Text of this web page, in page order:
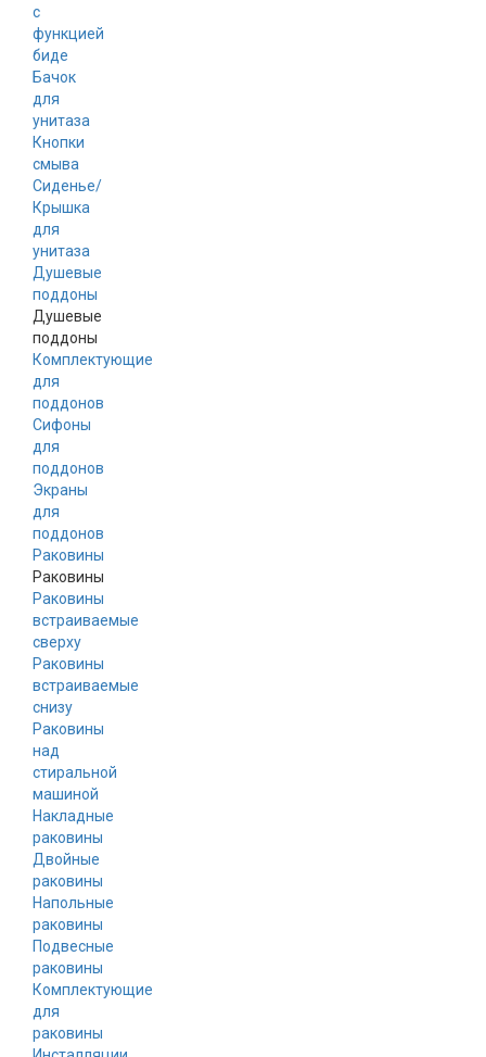
с
функцией
биде
Бачок
для
унитаза
Кнопки
смыва
Сиденье/
Крышка
для
унитаза
Душевые
поддоны
Душевые
поддоны
Комплектующие
для
поддонов
Сифоны
для
поддонов
Экраны
для
поддонов
Раковины
Раковины
Раковины
встраиваемые
сверху
Раковины
встраиваемые
снизу
Раковины
над
стиральной
машиной
Накладные
раковины
Двойные
раковины
Напольные
раковины
Подвесные
раковины
Комплектующие
для
раковины